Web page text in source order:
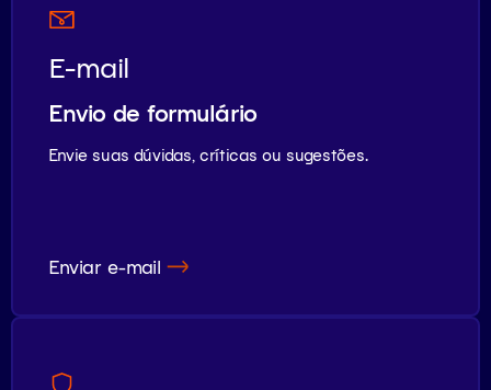
E-mail
Envio de formulário
Envie suas dúvidas, críticas ou sugestões.
Enviar e-mail